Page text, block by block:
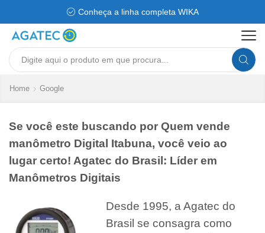
Conheça a linha completa WIKA
Search
Home Google
Se você este buscando por Quem vende
manômetro Digital Itabuna, você veio ao
lugar certo! Agatec do Brasil: Líder em
Manômetros Digitais
Desde 1995, a Agatec do
Brasil se consagra como